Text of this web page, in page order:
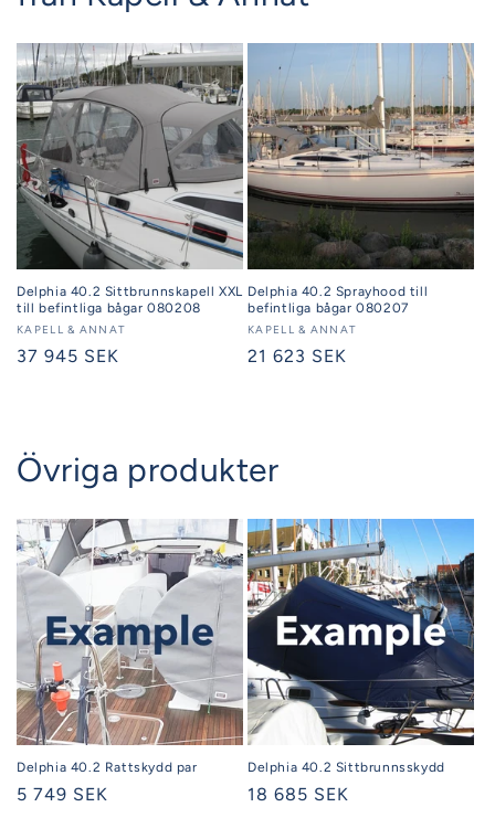
Delphia 40.2 Sittbrunnskapell XXL
till befintliga bågar 080208
Säljare:
KAPELL & ANNAT
Ordinarie
37 945 SEK
Delphia 40.2 Sprayhood till
befintliga bågar 080207
Säljare:
KAPELL & ANNAT
Ordinarie
21 623 SEK
Övriga produkter
Delphia 40.2 Rattskydd par
Ordinarie
5 749 SEK
Delphia 40.2 Sittbrunnsskydd
Ordinarie
18 685 SEK